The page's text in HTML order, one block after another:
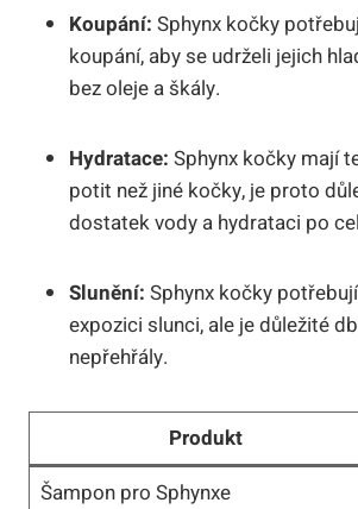
Koupání: Sphynx kočky
koupání, aby se udrželi jejich
bez oleje a škály.
Hydratace: Sphynx kočky mají
potit než jiné kočky, je proto
dostatek vody a hydrataci po
Slunění: Sphynx kočky
expozici slunci, ale je důležité
nepřehřály.
Produkt
Šampon pro Sphynxe